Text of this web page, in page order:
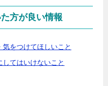
方が良い情報
をつけてほしいこと
てはいけないこと